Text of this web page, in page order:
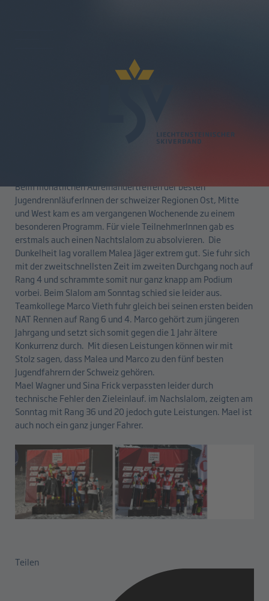
Beim monatlichen Aufeinandertreffen der besten
JugendrennläuferInnen der schweizer Regionen Ost, Mitte
und West kam es am vergangenen Wochenende zu einem
besonderen Programm. Für viele TeilnehmerInnen gab es
erstmals auch einen Nachtslalom zu absolvieren. Die
Dunkelheit lag vorallem Malea Jäger extrem gut. Sie fuhr sich
mit der zweitschnellsten Zeit im zweiten Durchgang noch auf
Rang 4 und schrammte somit nur ganz knapp am Podium
vorbei. Beim Slalom am Sonntag schied sie leider aus.
Teamkollege Marco Vieth fuhr gleich bei seinen ersten beiden
NAT Rennen auf Rang 6 und 4. Marco gehört zum jüngeren
Jahrgang und setzt sich somit gegen die 1 Jahr ältere
Konkurrenz durch. Mit diesen Leistungen können wir mit
Stolz sagen, dass Malea und Marco zu den fünf besten
Jugendfahrern der Schweiz gehören.
Mael Wagner und Sina Frick verpassten leider durch
technische Fehler den Zieleinlauf. im Nachslalom, zeigten am
Sonntag mit Rang 36 und 20 jedoch gute Leistungen. Mael ist
auch noch ein ganz junger Fahrer.
Teilen